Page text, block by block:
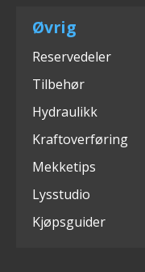
Øvrig
Reservedeler
Tilbehør
Hydraulikk
Kraftoverføring
Mekketips
Lysstudio
Kjøpsguider